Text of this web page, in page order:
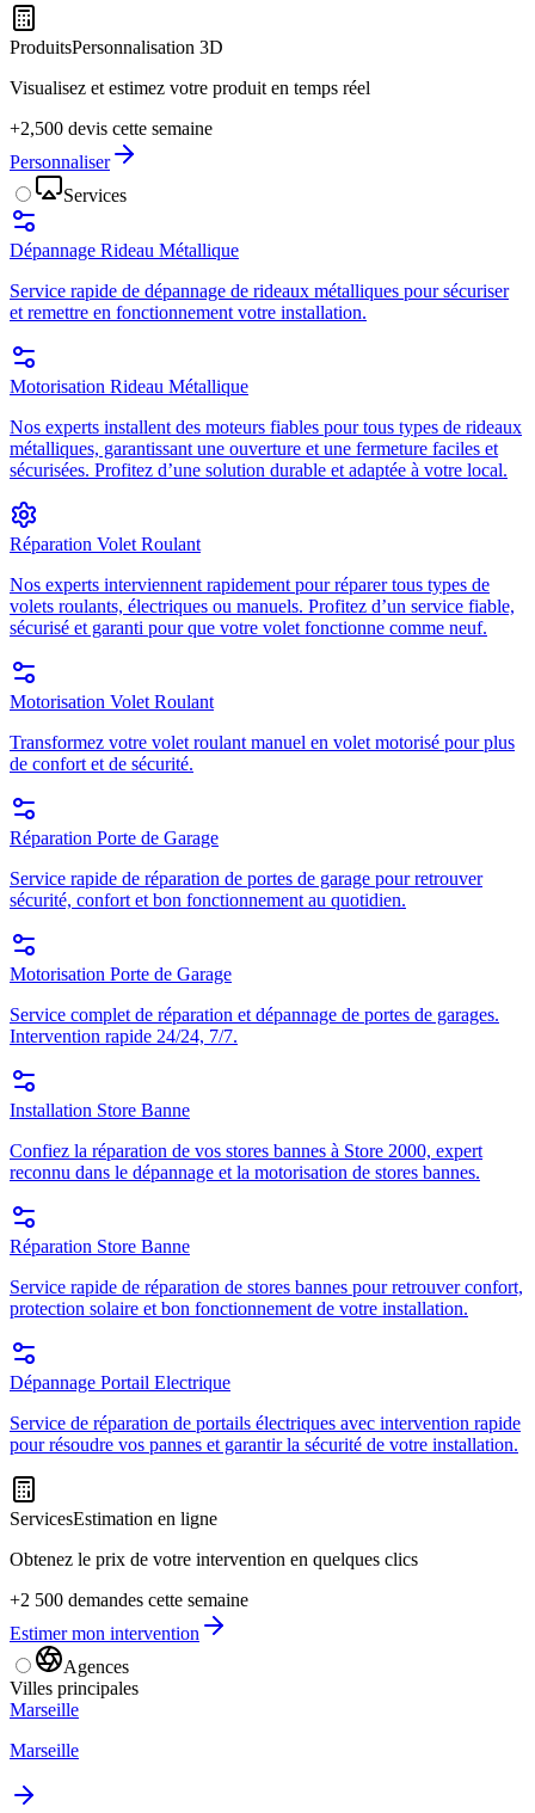
ProduitsPersonnalisation 3D
Visualisez et estimez votre produit en temps réel
+2,500 devis cette semaine
Personnaliser
Services
Dépannage Rideau Métallique
Service rapide de dépannage de rideaux métalliques pour sécuriser
et remettre en fonctionnement votre installation.
Motorisation Rideau Métallique
Nos experts installent des moteurs fiables pour tous types de rideaux
métalliques, garantissant une ouverture et une fermeture faciles et
sécurisées. Profitez d’une solution durable et adaptée à votre local.
Réparation Volet Roulant
Nos experts interviennent rapidement pour réparer tous types de
volets roulants, électriques ou manuels. Profitez d’un service fiable,
sécurisé et garanti pour que votre volet fonctionne comme neuf.
Motorisation Volet Roulant
Transformez votre volet roulant manuel en volet motorisé pour plus
de confort et de sécurité.
Réparation Porte de Garage
Service rapide de réparation de portes de garage pour retrouver
sécurité, confort et bon fonctionnement au quotidien.
Motorisation Porte de Garage
Service complet de réparation et dépannage de portes de garages.
Intervention rapide 24/24, 7/7.
Installation Store Banne
Confiez la réparation de vos stores bannes à Store 2000, expert
reconnu dans le dépannage et la motorisation de stores bannes.
Réparation Store Banne
Service rapide de réparation de stores bannes pour retrouver confort,
protection solaire et bon fonctionnement de votre installation.
Dépannage Portail Electrique
Service de réparation de portails électriques avec intervention rapide
pour résoudre vos pannes et garantir la sécurité de votre installation.
ServicesEstimation en ligne
Obtenez le prix de votre intervention en quelques clics
+2 500 demandes cette semaine
Estimer mon intervention
Agences
Villes principales
Marseille
Marseille